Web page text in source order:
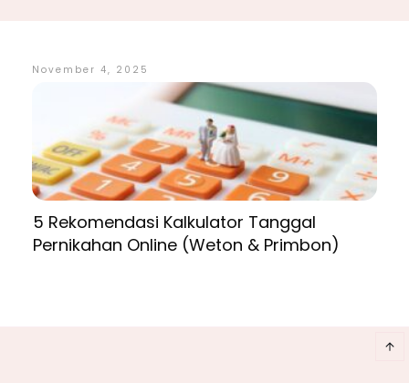
November 4, 2025
5 Rekomendasi Kalkulator Tanggal
Pernikahan Online (Weton & Primbon)